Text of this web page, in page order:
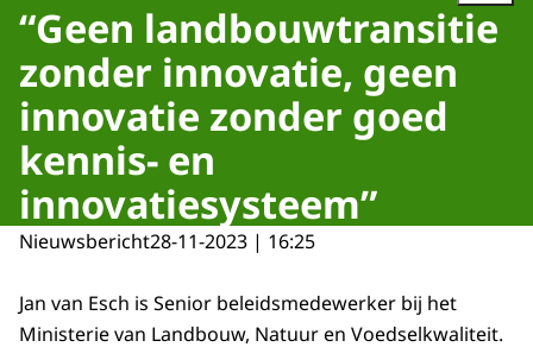
“Geen landbouwtransitie
zonder innovatie, geen
innovatie zonder goed
kennis- en
innovatiesysteem”
Nieuwsbericht28-11-2023 | 16:25
Jan van Esch is Senior beleidsmedewerker bij het
Ministerie van Landbouw, Natuur en Voedselkwaliteit.